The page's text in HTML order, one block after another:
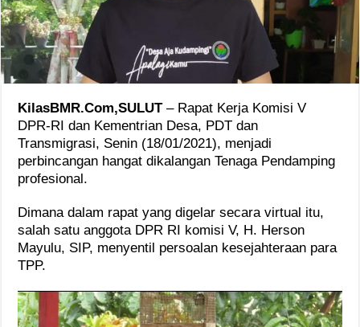
KilasBMR.Com,SULUT– Rapat Kerja Komisi V
DPR-RI dan Kementrian Desa, PDT dan
Transmigrasi, Senin (18/01/2021), menjadi
perbincangan hangat dikalangan Tenaga Pendamping
profesional.
Dimana dalam rapat yang digelar secara virtual itu,
salah satu anggota DPR RI komisi V, H. Herson
Mayulu, SIP, menyentil persoalan kesejahteraan para
TPP.